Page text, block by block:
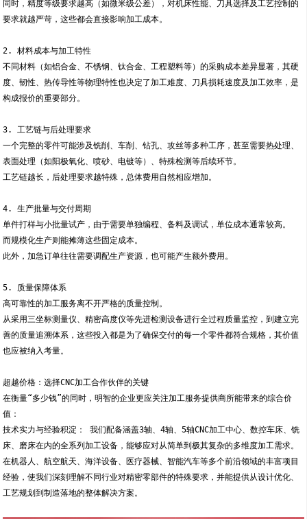
同时，精度等级要求越高（如微米级公差），对机床性能、刀具选择及工艺控制的
要求就越严苛，这些都会直接影响加工成本。
2. 材料成本与加工特性
不同材料（如铝合金、不锈钢、钛合金、工程塑料等）的采购成本差异显著，其硬
度、韧性、热传导性等物理特性也决定了加工难度、刀具损耗速度及加工效率，是
构成报价的重要部分。
3. 工艺链与后处理要求
一个完整的零件可能涉及铣削、车削、钻孔、攻丝等多种工序，甚至需要热处理、
表面处理（如阳极氧化、喷砂、电镀等）、特殊检测等后续环节。
工艺链越长，后处理要求越特殊，总体费用自然相应增加。
4. 生产批量与交付周期
单件打样与小批量试产，由于需要单独编程、备料及调试，单位成本通常较高。
而规模化生产则能摊薄这些固定成本。
此外，加急订单往往需要调配生产资源，也可能产生额外费用。
5. 质量保障体系
高可靠性的加工服务离不开严格的质量控制。
从采用三坐标测量仪、精密高度仪等先进检测设备进行全过程质量监控，到建立完
善的质量追溯体系，这些投入都是为了确保交付的每一个零件都符合规格，其价值
也应被纳入考量。
超越价格：选择CNC加工合作伙伴的关键
在衡量“多少钱”的同时，明智的企业更应关注加工服务提供商所能带来的综合价
值：
技术实力与经验积淀： 我们配备涵盖3轴、4轴、5轴CNC加工中心、数控车床、铣
床、磨床在内的全系列加工设备，能够应对从简单到极其复杂的多维度加工需求。
在机器人、航空航天、海洋设备、医疗器械、智能汽车等多个前沿领域的丰富项目
经验，使我们深刻理解不同行业对精密零部件的特殊要求，并能提供从设计优化、
工艺规划到制造落地的整体解决方案。